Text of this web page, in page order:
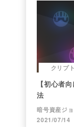
クリプト
【初心者
法
暗号資産ジ
2021/07/14